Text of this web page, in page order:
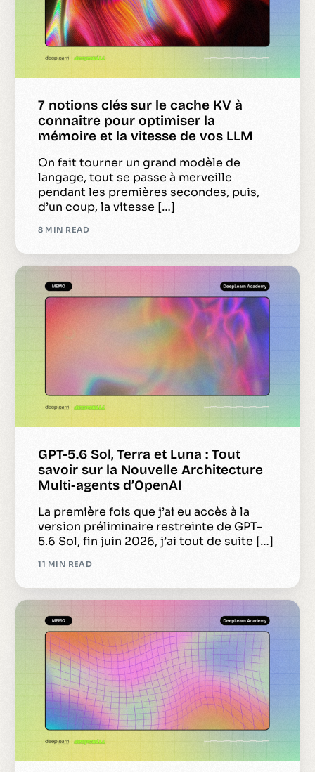
7 notions clés sur le cache KV à
connaitre pour optimiser la
mémoire et la vitesse de vos LLM
On fait tourner un grand modèle de
langage, tout se passe à merveille
pendant les premières secondes, puis,
d’un coup, la vitesse […]
8 MIN READ
GPT-5.6 Sol, Terra et Luna : Tout
savoir sur la Nouvelle Architecture
Multi-agents d’OpenAI
La première fois que j’ai eu accès à la
version préliminaire restreinte de GPT-
5.6 Sol, fin juin 2026, j’ai tout de suite […]
11 MIN READ